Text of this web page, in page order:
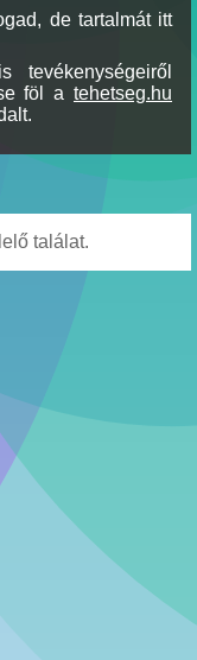
de tartalmát itt
tevékenységeiről
föl a tehetseg.hu
találat.